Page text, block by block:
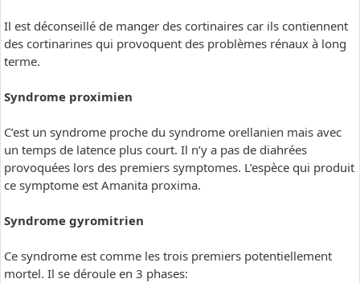
Il est déconseillé de manger des cortinaires car ils contiennent
des cortinarines qui provoquent des problèmes rénaux à long
terme.
Syndrome proximien
C’est un syndrome proche du syndrome orellanien mais avec
un temps de latence plus court. Il n’y a pas de diahrées
provoquées lors des premiers symptomes. L’espèce qui produit
ce symptome est Amanita proxima.
Syndrome gyromitrien
Ce syndrome est comme les trois premiers potentiellement
mortel. Il se déroule en 3 phases: